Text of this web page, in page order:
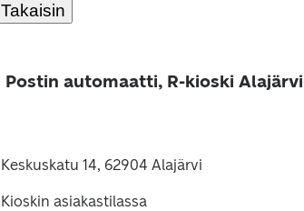
Takaisin
Postin automaatti, R-kioski Alajärvi
Keskuskatu 14, 62904 Alajärvi
Kioskin asiakastilassa